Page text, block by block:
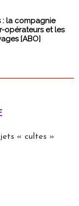
: la compagnie
opérateurs et les
[ABO]
« cultes »